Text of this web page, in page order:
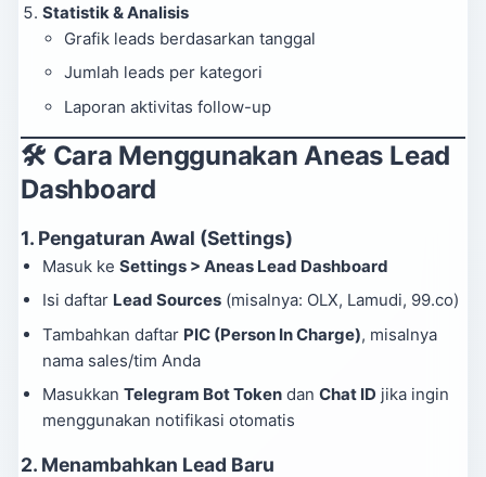
Statistik & Analisis
Grafik leads berdasarkan tanggal
Jumlah leads per kategori
Laporan aktivitas follow-up
🛠 Cara Menggunakan Aneas Lead
Dashboard
1. Pengaturan Awal (Settings)
Masuk ke Settings > Aneas Lead Dashboard
Isi daftar Lead Sources (misalnya: OLX, Lamudi, 99.co)
Tambahkan daftar PIC (Person In Charge), misalnya
nama sales/tim Anda
Masukkan Telegram Bot Token dan Chat ID jika ingin
menggunakan notifikasi otomatis
2. Menambahkan Lead Baru